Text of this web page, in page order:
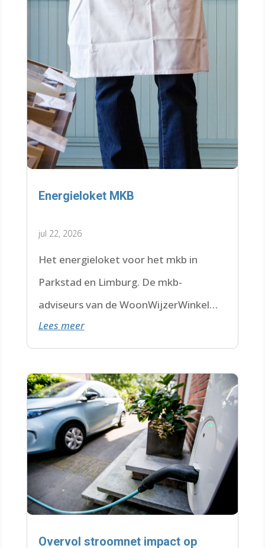
Energieloket MKB
jul 22, 2026
Het energieloket voor het mkb in
Parkstad en Limburg. De mkb-
adviseurs van de WoonWijzerWinkel
Limburg staan voor je klaar.
Lees meer
Overvol stroomnet impact op